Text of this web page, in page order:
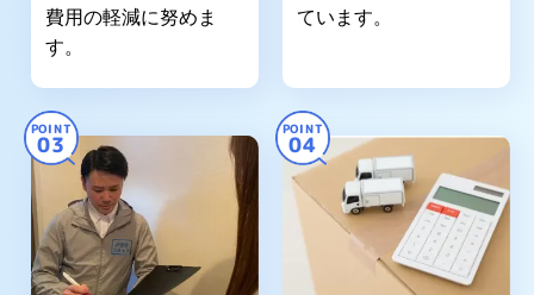
費用の軽減に努めま
す。
ています。
POINT
03
POINT
04